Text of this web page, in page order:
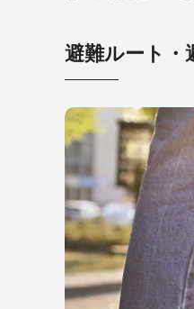
避難ルート・